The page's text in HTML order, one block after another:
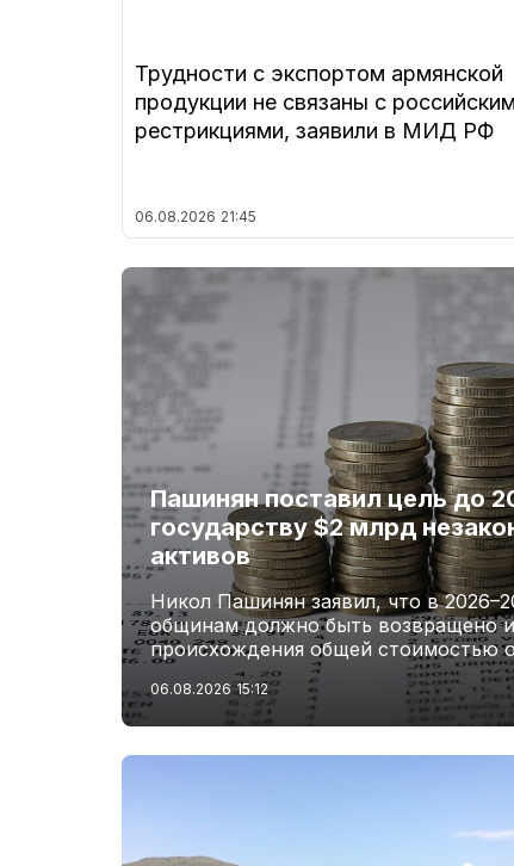
Трудности с экспортом армянской
продукции не связаны с
рестрикциями, заявили в МИД РФ
06.08.2026 21:45
Пашинян поставил цель до
государству $2 млрд
активов
Никол Пашинян заявил, что в
общинам должно быть возвращено
происхождения общей стоимостью
06.08.2026 15:12